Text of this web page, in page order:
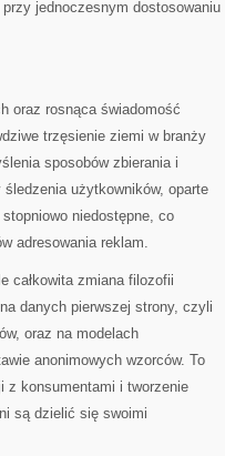
jednoczesnym dostosowaniu
oraz rosnąca świadomość
trzęsienie ziemi w branży
sposobów zbierania i
użytkowników, oparte
niedostępne, co
adresowania reklam.
całkowita zmiana filozofii
danych pierwszej strony, czyli
oraz na modelach
anonimowych wzorców. To
z konsumentami i tworzenie
są dzielić się swoimi